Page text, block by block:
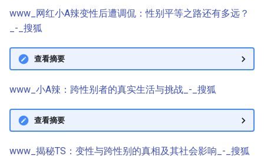
www_网红小A辣变性后遭调侃：性别平等之路还有多远？
_-_搜狐
查看摘要
www_小A辣：跨性别者的真实生活与挑战_-_搜狐
查看摘要
www_揭秘TS：变性与跨性别的真相及其社会影响_-_搜狐